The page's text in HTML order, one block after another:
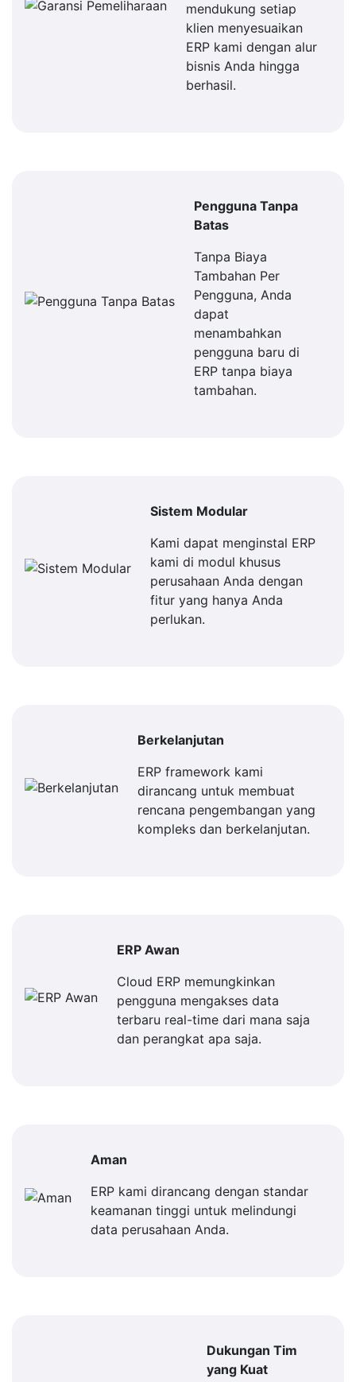
mendukung setiap
klien menyesuaikan
ERP kami dengan alur
bisnis Anda hingga
berhasil.
Pengguna Tanpa
Batas
Tanpa Biaya
Tambahan Per
Pengguna, Anda
dapat
menambahkan
pengguna baru di
ERP tanpa biaya
tambahan.
Sistem Modular
Kami dapat menginstal ERP
kami di modul khusus
perusahaan Anda dengan
fitur yang hanya Anda
perlukan.
Berkelanjutan
ERP framework kami
dirancang untuk membuat
rencana pengembangan yang
kompleks dan berkelanjutan.
ERP Awan
Cloud ERP memungkinkan
pengguna mengakses data
terbaru real-time dari mana saja
dan perangkat apa saja.
Aman
ERP kami dirancang dengan standar
keamanan tinggi untuk melindungi
data perusahaan Anda.
Dukungan Tim
yang Kuat